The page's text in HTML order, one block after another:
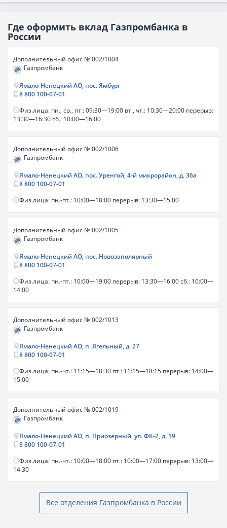
Где оформить вклад Газпромбанка в
России
Дополнительный офис № 002/1004
Газпромбанк
Ямало-Ненецкий АО, пос. Ямбург
8 800 100-07-01
Физ.лица: пн., ср., пт.: 09:30—19:00 вт., чт.: 10:30—20:00 перерыв:
13:30—16:30 сб.: 10:00—16:00
Дополнительный офис № 002/1006
Газпромбанк
Ямало-Ненецкий АО, пос. Уренгой, 4-й микрорайон, д. 36а
8 800 100-07-01
Физ.лица: пн.-пт.: 10:00—18:00 перерыв: 13:30—15:00
Дополнительный офис № 002/1005
Газпромбанк
Ямало-Ненецкий АО, пос. Новозаполярный
8 800 100-07-01
Физ.лица: пн.-пт.: 10:00—19:00 перерыв: 13:30—16:00 сб.: 10:00—
14:00
Дополнительный офис № 002/1013
Газпромбанк
Ямало-Ненецкий АО, п. Ягельный, д. 27
8 800 100-07-01
Физ.лица: пн.-чт.: 11:15—18:30 пт.: 11:15—18:15 перерыв: 14:00—
15:00
Дополнительный офис № 002/1019
Газпромбанк
Ямало-Ненецкий АО, п. Приозерный, ул. ФК-2, д. 19
8 800 100-07-01
Физ.лица: пн.-чт.: 10:00—18:00 пт.: 10:00—17:00 перерыв: 13:00—
14:30
Все отделения Газпромбанка в России